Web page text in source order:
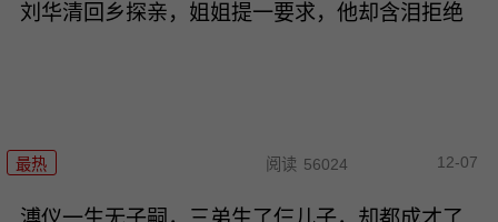
刘华清回乡探亲，姐姐提一要求，他却含泪拒绝
最热 阅读 56024 12-07